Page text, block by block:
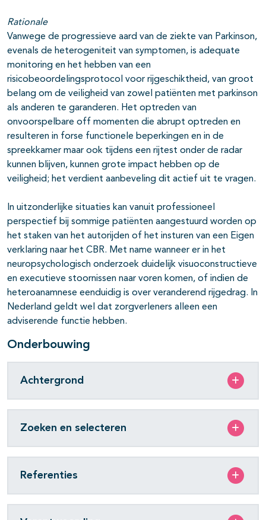
Rationale
Vanwege de progressieve aard van de ziekte van Parkinson,
evenals de heterogeniteit van symptomen, is adequate
monitoring en het hebben van een
risicobeoordelingsprotocol voor rijgeschiktheid, van groot
belang om de veiligheid van zowel patiënten met parkinson
als anderen te garanderen. Het optreden van
onvoorspelbare off momenten die abrupt optreden en
resulteren in forse functionele beperkingen en in de
spreekkamer maar ook tijdens een rijtest onder de radar
kunnen blijven, kunnen grote impact hebben op de
veiligheid; het verdient aanbeveling dit actief uit te vragen.
In uitzonderlijke situaties kan vanuit professioneel
perspectief bij sommige patiënten aangestuurd worden op
het staken van het autorijden of het insturen van een Eigen
verklaring naar het CBR. Met name wanneer er in het
neuropsychologisch onderzoek duidelijk visuoconstructieve
en executieve stoornissen naar voren komen, of indien de
heteroanamnese eenduidig is over veranderend rijgedrag. In
Nederland geldt wel dat zorgverleners alleen een
adviserende functie hebben.
Onderbouwing
Achtergrond
Zoeken en selecteren
Referenties